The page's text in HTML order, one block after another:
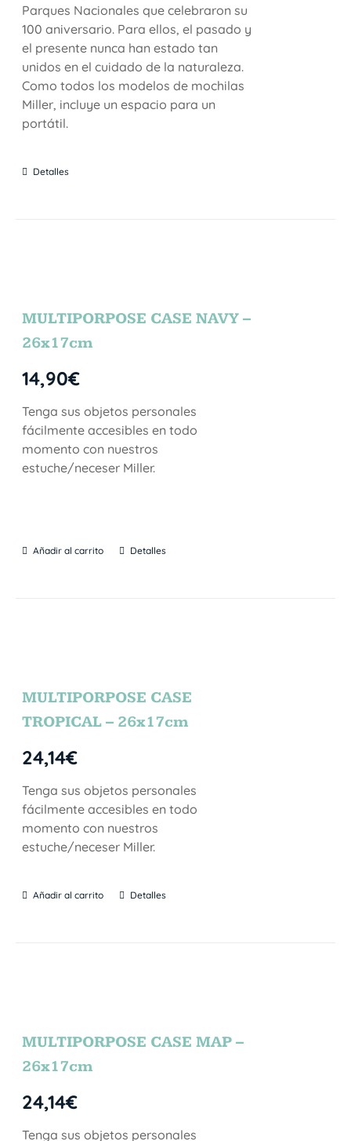
Parques Nacionales que celebraron su
100 aniversario. Para ellos, el pasado y
el presente nunca han estado tan
unidos en el cuidado de la naturaleza.
Como todos los modelos de mochilas
Miller, incluye un espacio para un
portátil.
Detalles
MULTIPORPOSE CASE NAVY –
26x17cm
14,90€
Tenga sus objetos personales
fácilmente accesibles en todo
momento con nuestros
estuche/neceser Miller.
Añadir al carrito Detalles
MULTIPORPOSE CASE
TROPICAL – 26x17cm
24,14€
Tenga sus objetos personales
fácilmente accesibles en todo
momento con nuestros
estuche/neceser Miller.
Añadir al carrito Detalles
MULTIPORPOSE CASE MAP –
26x17cm
24,14€
Tenga sus objetos personales